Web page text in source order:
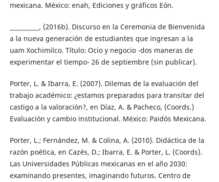
mexicana. México: enah, Ediciones y gráficos Eón.
__________, (2016b). Discurso en la Ceremonia de Bienvenida
a la nueva generación de estudiantes que ingresan a la
uam Xochimilco. Título: Ocio y negocio -dos maneras de
experimentar el tiempo- 26 de septiembre (sin publicar).
Porter, L. & Ibarra, E. (2007). Dilemas de la evaluación del
trabajo académico: ¿estamos preparados para transitar del
castigo a la valoración?, en Díaz, A. & Pacheco, (Coords.)
Evaluación y cambio institucional. México: Paidós Mexicana.
Porter, L.; Fernández, M. & Colina, A. (2010). Didáctica de la
razón poética, en Cazés, D.; Ibarra, E. & Porter, L. (Coords).
Las Universidades Públicas mexicanas en el año 2030:
examinando presentes, imaginando futuros. Centro de